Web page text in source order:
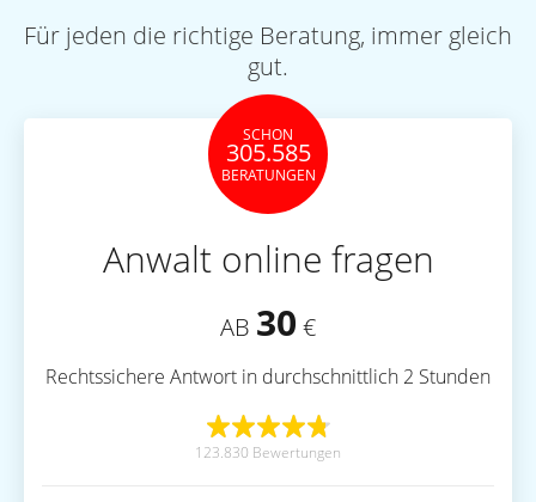
Für jeden die richtige Beratung, immer gleich
gut.
SCHON
305.585
BERATUNGEN
Anwalt online fragen
AB 30 €
Rechtssichere Antwort in durchschnittlich 2 Stunden
123.830 Bewertungen